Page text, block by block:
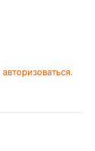
авторизоваться.